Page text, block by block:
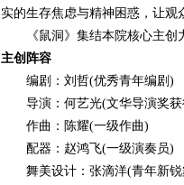
实的生存焦虑与精神困惑，让观
《鼠洞》集结本院核心主创力
主创阵容
编剧：刘哲(优秀青年编剧)
导演：何艺光(文华导演奖获
作曲：陈耀(一级作曲)
配器：赵鸿飞(一级演奏员)
舞美设计：张滴洋(青年新锐